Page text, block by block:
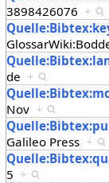
3898426076 +
de +
Nov +
Galileo Press +
5 +